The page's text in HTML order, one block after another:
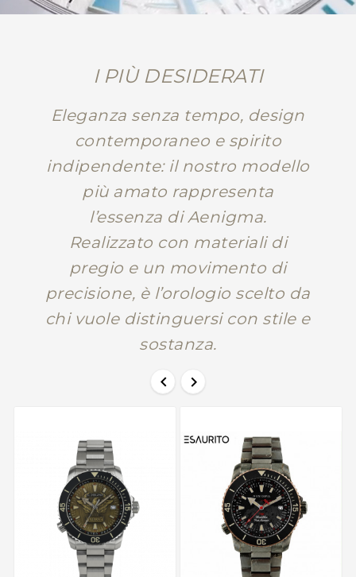
I PIÙ DESIDERATI
Eleganza senza tempo, design
contemporaneo e spirito
indipendente: il nostro modello
più amato rappresenta
l’essenza di Aenigma.
Realizzato con materiali di
pregio e un movimento di
precisione, è l’orologio scelto da
chi vuole distinguersi con stile e
sostanza.

